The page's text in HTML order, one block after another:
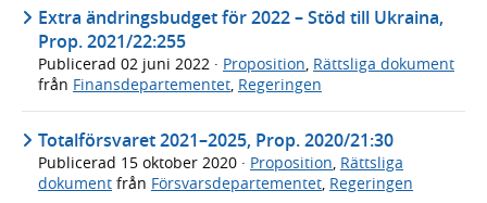
Extra ändringsbudget för 2022 – Stöd till Ukraina,
Prop. 2021/22:255
Publicerad 02 juni 2022 · Proposition Rättsliga dokument
från Finansdepartementet Regeringen
Totalförsvaret 2021–2025, Prop. 2020/21:30
Publicerad 15 oktober 2020 · Proposition, Rättsliga
dokument från Försvarsdepartementet, Regeringen